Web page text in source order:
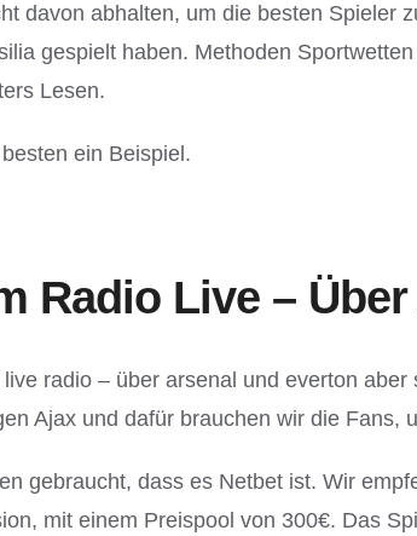
davon abhalten, um die besten Spieler
gespielt haben. Methoden
Lesen.
ein Beispiel.
Radio Live –
radio – über arsenal und everton
Ajax und dafür brauchen wir die Fans,
gebraucht, dass es Netbet ist. Wir
mit einem Preispool von 300€. Das